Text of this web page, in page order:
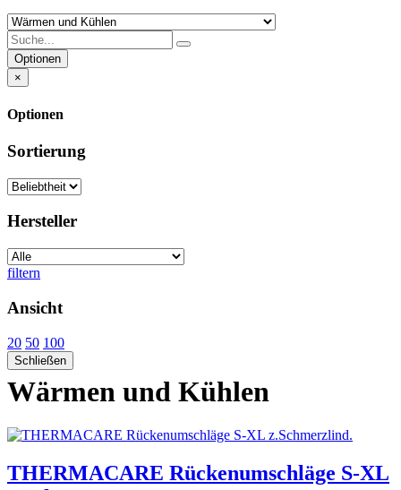
Optionen
×
Optionen
Sortierung
Hersteller
filtern
Ansicht
20 50 100
Schließen
Wärmen und Kühlen
THERMACARE Rückenumschläge S-XL